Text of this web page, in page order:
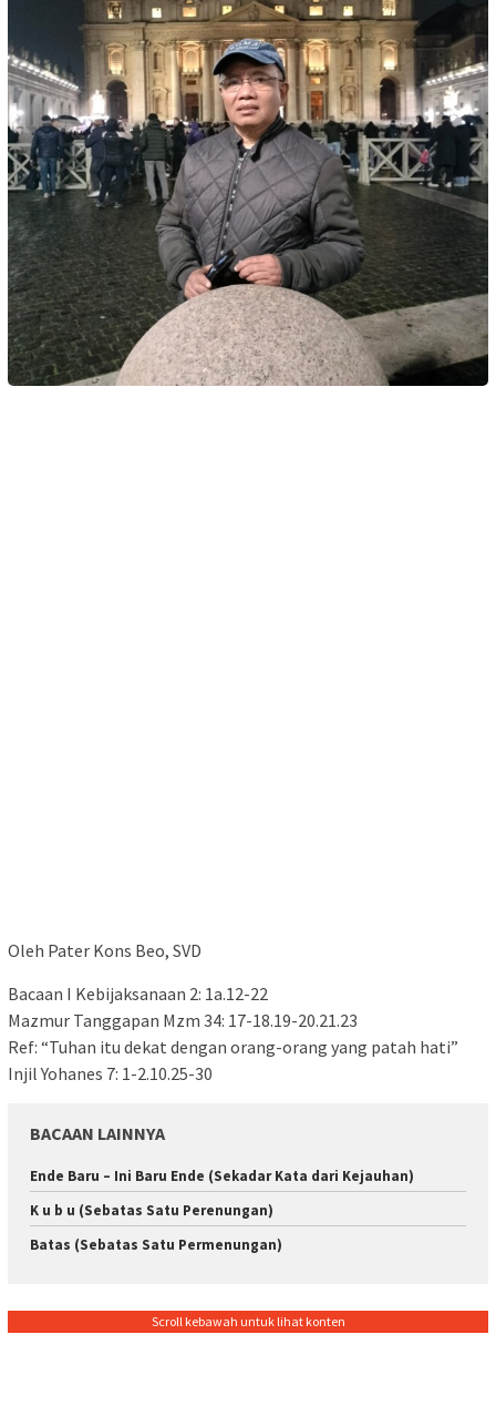
Oleh Pater Kons Beo, SVD
Bacaan I Kebijaksanaan 2: 1a.12-22
Mazmur Tanggapan Mzm 34: 17-18.19-20.21.23
Ref: “Tuhan itu dekat dengan orang-orang yang patah hati”
Injil Yohanes 7: 1-2.10.25-30
BACAAN LAINNYA
Ende Baru – Ini Baru Ende (Sekadar Kata dari Kejauhan)
K u b u (Sebatas Satu Perenungan)
Batas (Sebatas Satu Permenungan)
Scroll kebawah untuk lihat konten